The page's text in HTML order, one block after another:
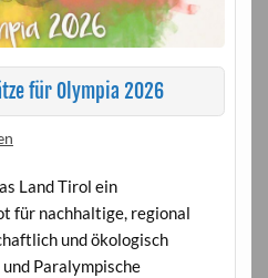
für Olympia 2026
Land Tirol ein
für nachhaltige, regional
und ökologisch
Paralympische